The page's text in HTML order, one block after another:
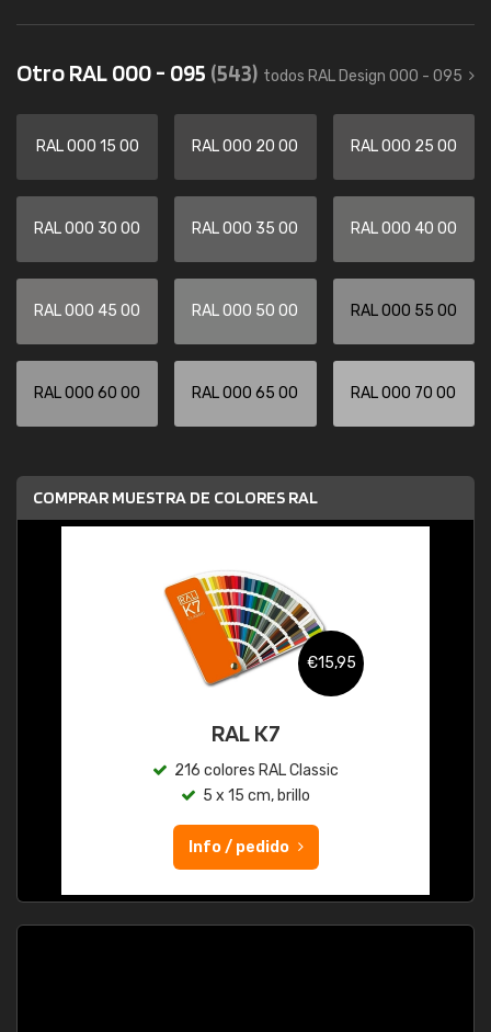
Otro RAL 000 - 095 (543) todos RAL Design 000 - 095
RAL 000 15 00 RAL 000 20 00 RAL 000 25 00
RAL 000 30 00 RAL 000 35 00 RAL 000 40 00
RAL 000 45 00 RAL 000 50 00 RAL 000 55 00
RAL 000 60 00 RAL 000 65 00 RAL 000 70 00
COMPRAR MUESTRA DE COLORES RAL
€15,95
RAL K7
216 colores RAL Classic
5 x 15 cm, brillo
Info / pedido